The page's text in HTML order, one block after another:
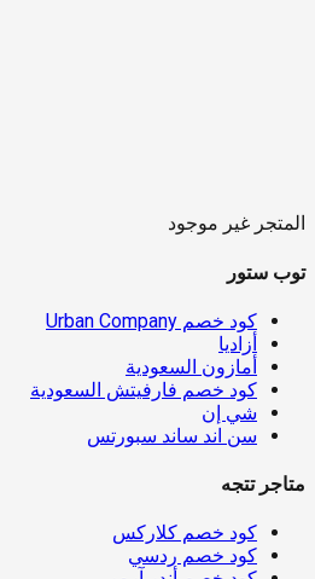
المتجر غير موجود
توب ستور
كود خصم Urban Company
أزاديا
أمازون السعودية
كود خصم فارفيتش السعودية
شي إن
سن اند ساند سبورتس
متاجر تتجه
كود خصم كلاركس
كود خصم ردسي